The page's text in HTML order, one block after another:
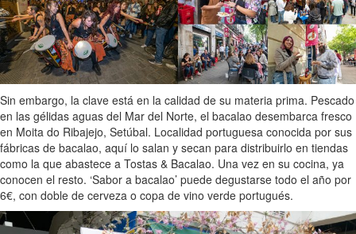
Sin embargo, la clave está en la calidad de su materia prima. Pescado
en las gélidas aguas del Mar del Norte, el bacalao desembarca fresco
en Moita do Ribajejo, Setúbal. Localidad portuguesa conocida por sus
fábricas de bacalao, aquí lo salan y secan para distribuirlo en tiendas
como la que abastece a Tostas & Bacalao. Una vez en su cocina, ya
conocen el resto. ‘Sabor a bacalao’ puede degustarse todo el año por
6€, con doble de cerveza o copa de vino verde portugués.